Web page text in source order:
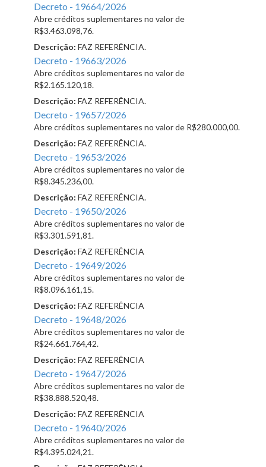
Decreto - 19664/2026
Abre créditos suplementares no valor de
R$3.463.098,76.
Descrição: FAZ REFERÊNCIA.
Decreto - 19663/2026
Abre créditos suplementares no valor de
R$2.165.120,18.
Descrição: FAZ REFERÊNCIA.
Decreto - 19657/2026
Abre créditos suplementares no valor de R$280.000,00.
Descrição: FAZ REFERÊNCIA.
Decreto - 19653/2026
Abre créditos suplementares no valor de
R$8.345.236,00.
Descrição: FAZ REFERÊNCIA.
Decreto - 19650/2026
Abre créditos suplementares no valor de
R$3.301.591,81.
Descrição: FAZ REFERÊNCIA
Decreto - 19649/2026
Abre créditos suplementares no valor de
R$8.096.161,15.
Descrição: FAZ REFERÊNCIA
Decreto - 19648/2026
Abre créditos suplementares no valor de
R$24.661.764,42.
Descrição: FAZ REFERÊNCIA
Decreto - 19647/2026
Abre créditos suplementares no valor de
R$38.888.520,48.
Descrição: FAZ REFERÊNCIA
Decreto - 19640/2026
Abre créditos suplementares no valor de
R$4.395.024,21.